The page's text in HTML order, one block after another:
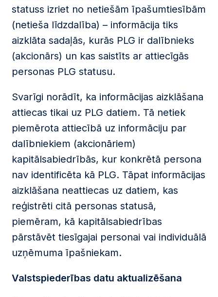
statuss izriet no netiešām īpašumtiesībām
(netieša līdzdalība) – informācija tiks
aizklāta sadaļās, kurās PLG ir dalībnieks
(akcionārs) un kas saistīts ar attiecīgās
personas PLG statusu.
Svarīgi norādīt, ka informācijas aizklāšana
attiecas tikai uz PLG datiem. Tā netiek
piemērota attiecībā uz informāciju par
dalībniekiem (akcionāriem)
kapitālsabiedrībās, kur konkrētā persona
nav identificēta kā PLG. Tāpat informācijas
aizklāšana neattiecas uz datiem, kas
reģistrēti citā personas statusā,
piemēram, kā kapitālsabiedrības
pārstāvēt tiesīgajai personai vai individuālā
uzņēmuma īpašniekam.
Valstspiederības datu aktualizēšana